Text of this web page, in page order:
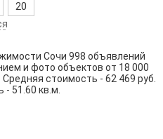
20
Сочи 998 объявлений
и фото объектов от 18 000
стоимость - 62 469 руб.
51.60 кв.м.